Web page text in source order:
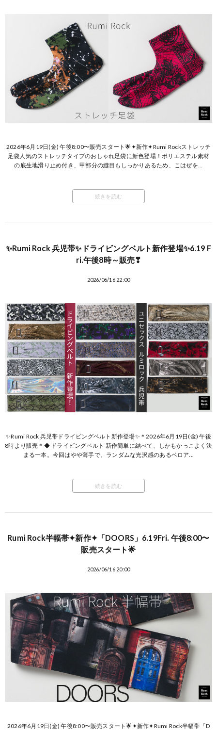
2026年6月19日(金) 午後8:00〜販売スタート🌟✦新作✦Rumi Rockストレッチ
足袋人気のストレッチタイプのおしゃれ足袋に新色登場！ポリエステル素材
の底生地滑り止め付き、甲部分の縫目もしっかりあるため、こはぜを...
続きを読む
✨Rumi Rock 兵児帯✨ドライビングベルト新作登場✨6.19 F
ri.午後8時～販売❣
2026/06/16 22:00
✨Rumi Rock 兵児帯ドライビングベルト新作登場✨＊2026年6月19日(金) 午後
8時より販売＊◆ ドライビングベルト 新作簡単に結べて、しかもかっこよく決
まる一本。今回はやや薄手で、ランダムな光沢感のあるベロア...
続きを読む
Rumi Rock半幅帯✦新作✦「DOORS」6.19Fri. 午後8:00〜
販売スタート🌟
2026/06/16 20:00
2026年6月19日(金) 午後8:00〜販売スタート🌟✦新作✦Rumi Rock半幅帯「D